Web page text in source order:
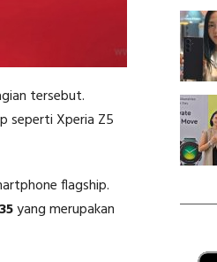
tersebut.
seperti Xperia Z5
flagship.
yang merupakan